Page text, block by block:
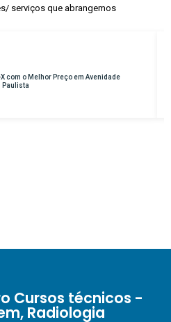
serviços que abrangemos
Curso de INSTRUMENTAÇÃO CIRÚRGICA com o
Cursos técnicos -
Radiologia